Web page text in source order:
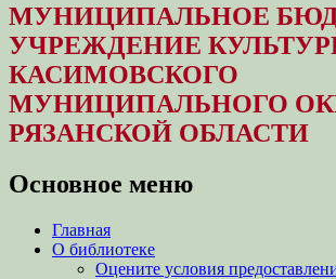
МУНИЦИПАЛЬНОЕ
УЧРЕЖДЕНИЕ
КАСИМОВСКОГО
МУНИЦИПАЛЬНОГО
РЯЗАНСКОЙ ОБЛАСТИ
Основное меню
Перейти
содержимому
Главная
О библиотеке
Оцените условия